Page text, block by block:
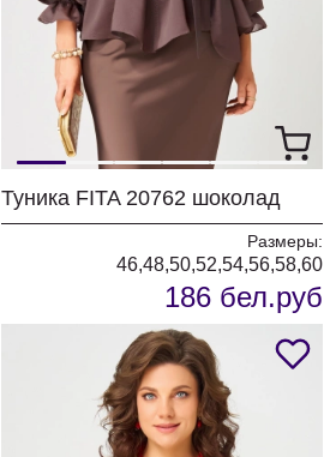
Туника FITA 20762 шоколад
Размеры:
46,48,50,52,54,56,58,60
186 бел.руб